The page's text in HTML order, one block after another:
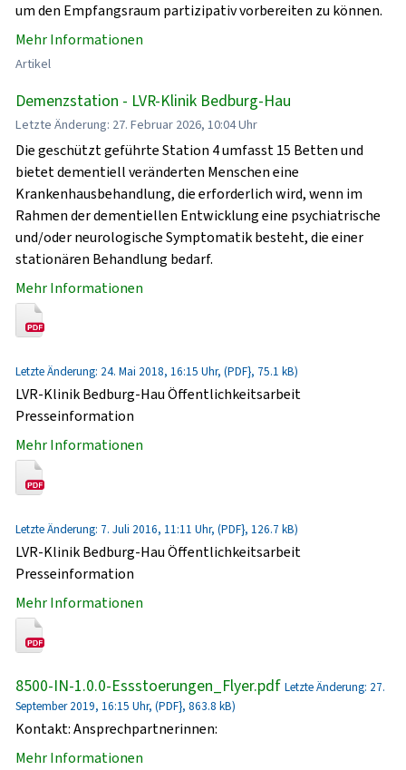
um den Empfangsraum partizipativ vorbereiten zu können.
Mehr Informationen
Artikel
Demenzstation - LVR-Klinik Bedburg-Hau
Letzte Änderung: 27. Februar 2026, 10:04 Uhr
Die geschützt geführte Station 4 umfasst 15 Betten und
bietet dementiell veränderten Menschen eine
Krankenhausbehandlung, die erforderlich wird, wenn im
Rahmen der dementiellen Entwicklung eine psychiatrische
und/oder neurologische Symptomatik besteht, die einer
stationären Behandlung bedarf.
Mehr Informationen
Letzte Änderung: 24. Mai 2018, 16:15 Uhr, (PDF}, 75.1 kB)
LVR-Klinik Bedburg-Hau Öffentlichkeitsarbeit
Presseinformation
Mehr Informationen
Letzte Änderung: 7. Juli 2016, 11:11 Uhr, (PDF}, 126.7 kB)
LVR-Klinik Bedburg-Hau Öffentlichkeitsarbeit
Presseinformation
Mehr Informationen
8500-IN-1.0.0-Essstoerungen_Flyer.pdf Letzte Änderung: 27.
September 2019, 16:15 Uhr, (PDF}, 863.8 kB)
Kontakt: Ansprechpartnerinnen:
Mehr Informationen